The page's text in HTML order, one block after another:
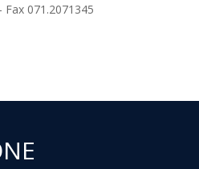
Fax 071.2071345